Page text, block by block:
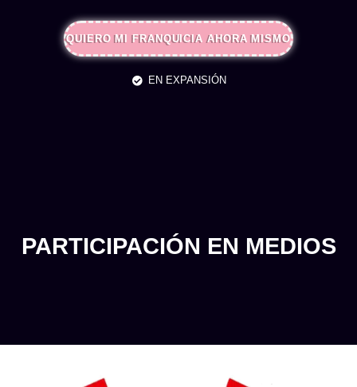
QUIERO MI FRANQUICIA AHORA MISMO
EN EXPANSIÓN
PARTICIPACIÓN EN MEDIOS